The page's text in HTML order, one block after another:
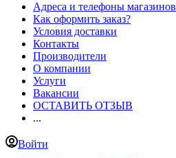
Адреса и телефоны магазинов
Как оформить заказ?
Условия доставки
Контакты
Производители
О компании
Услуги
Вакансии
ОСТАВИТЬ ОТЗЫВ
...
Войти